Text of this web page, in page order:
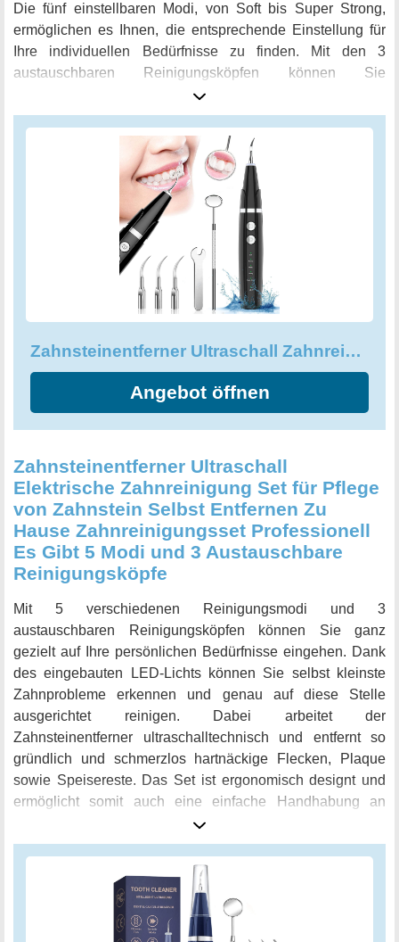
Die fünf einstellbaren Modi, von Soft bis Super Strong,
ermöglichen es Ihnen, die entsprechende Einstellung für
Ihre individuellen Bedürfnisse zu finden. Mit den 3
austauschbaren Reinigungsköpfen können Sie
unterschiedliche Zahnregionen und Zahnprobleme effektiv
lösen. Der Zahnsteinentferner ist einfach und sicher in der
Anwendung, ohne schmerzhafte oder unangenehme
Nebenwirkungen. Die LED-Leuchten sorgen für noch mehr
Sichtbarkeit bei der Zahnreinigung. Eine gesunde
Mundhygiene ist essenziell für gesunde Zähne, weshalb
es unerlässlich ist, schädliche Bakterien und Zahnstein zu
entfernen. Investieren Sie in Ihre Zahngesundheit mit dem
Zahnsteinentferner Ultraschall Zahnreinigungsset und
erhalten Sie ein strahlendes Lächeln in nur wenigen
Zahnsteinentferner Ultraschall Zahnreinigungsset Professionell für Pflege
Angebot öffnen
Zahnsteinentferner Ultraschall
Elektrische Zahnreinigung Set für Pflege
von Zahnstein Selbst Entfernen Zu
Hause Zahnreinigungsset Professionell
Es Gibt 5 Modi und 3 Austauschbare
Reinigungsköpfe
Mit 5 verschiedenen Reinigungsmodi und 3
austauschbaren Reinigungsköpfen können Sie ganz
gezielt auf Ihre persönlichen Bedürfnisse eingehen. Dank
des eingebauten LED-Lichts können Sie selbst kleinste
Zahnprobleme erkennen und genau auf diese Stelle
ausgerichtet reinigen. Dabei arbeitet der
Zahnsteinentferner ultraschalltechnisch und entfernt so
gründlich und schmerzlos hartnäckige Flecken, Plaque
sowie Speisereste. Das Set ist ergonomisch designt und
ermöglicht somit auch eine einfache Handhabung an
schwer zugänglichen Stellen. Bestellen Sie jetzt und
sorgen Sie jederzeit für ein strahlendes Lächeln und